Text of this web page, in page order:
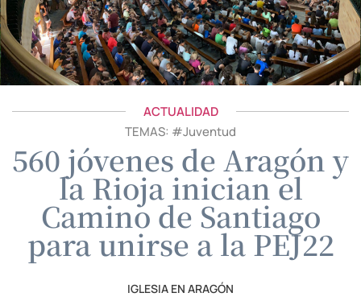
ACTUALIDAD
TEMAS: #Juventud
560 jóvenes de Aragón y
la Rioja inician el
Camino de Santiago
para unirse a la PEJ22
IGLESIA EN ARAGÓN